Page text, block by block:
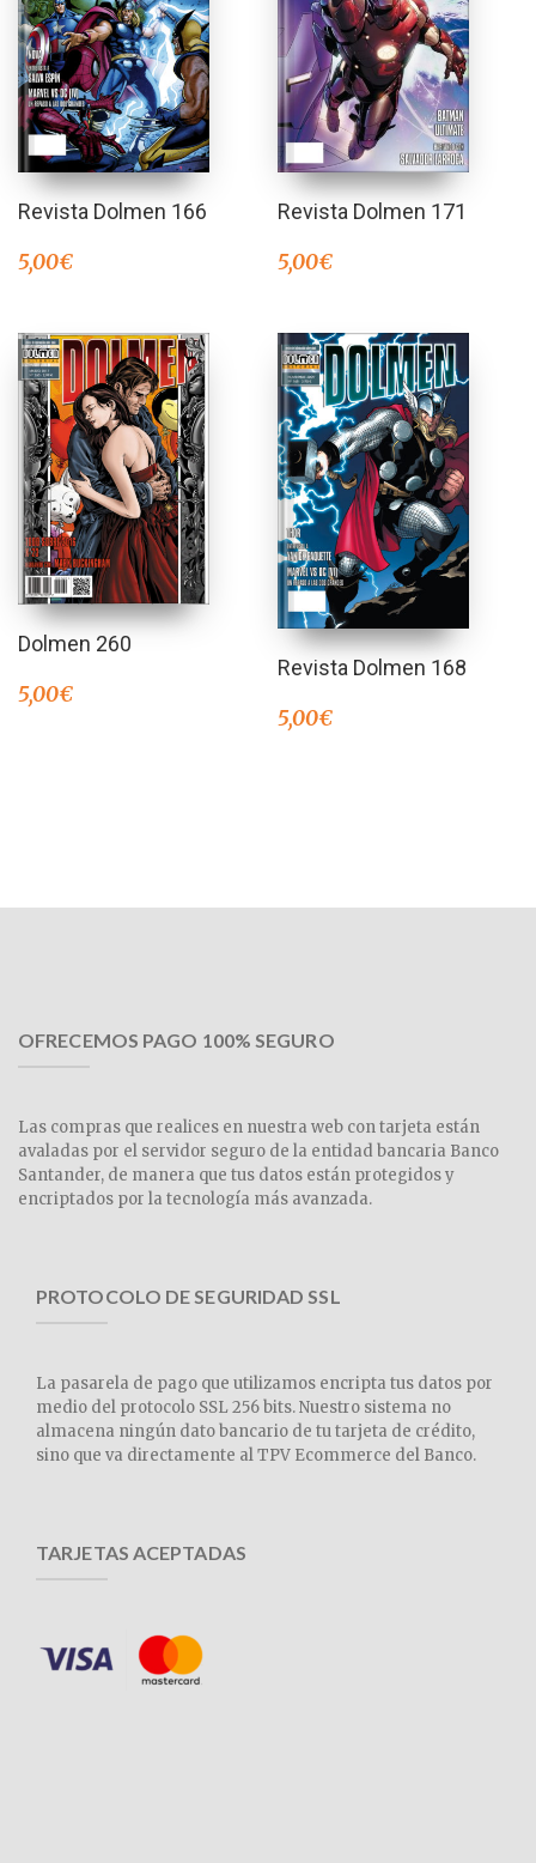
Revista Dolmen 166
5,00€
Revista Dolmen 171
5,00€
Dolmen 260
5,00€
Revista Dolmen 168
5,00€
OFRECEMOS PAGO 100% SEGURO
Las compras que realices en nuestra web con tarjeta están
avaladas por el servidor seguro de la entidad bancaria Banco
Santander, de manera que tus datos están protegidos y
encriptados por la tecnología más avanzada.
PROTOCOLO DE SEGURIDAD SSL
La pasarela de pago que utilizamos encripta tus datos por
medio del protocolo SSL 256 bits. Nuestro sistema no
almacena ningún dato bancario de tu tarjeta de crédito,
sino que va directamente al TPV Ecommerce del Banco.
TARJETAS ACEPTADAS